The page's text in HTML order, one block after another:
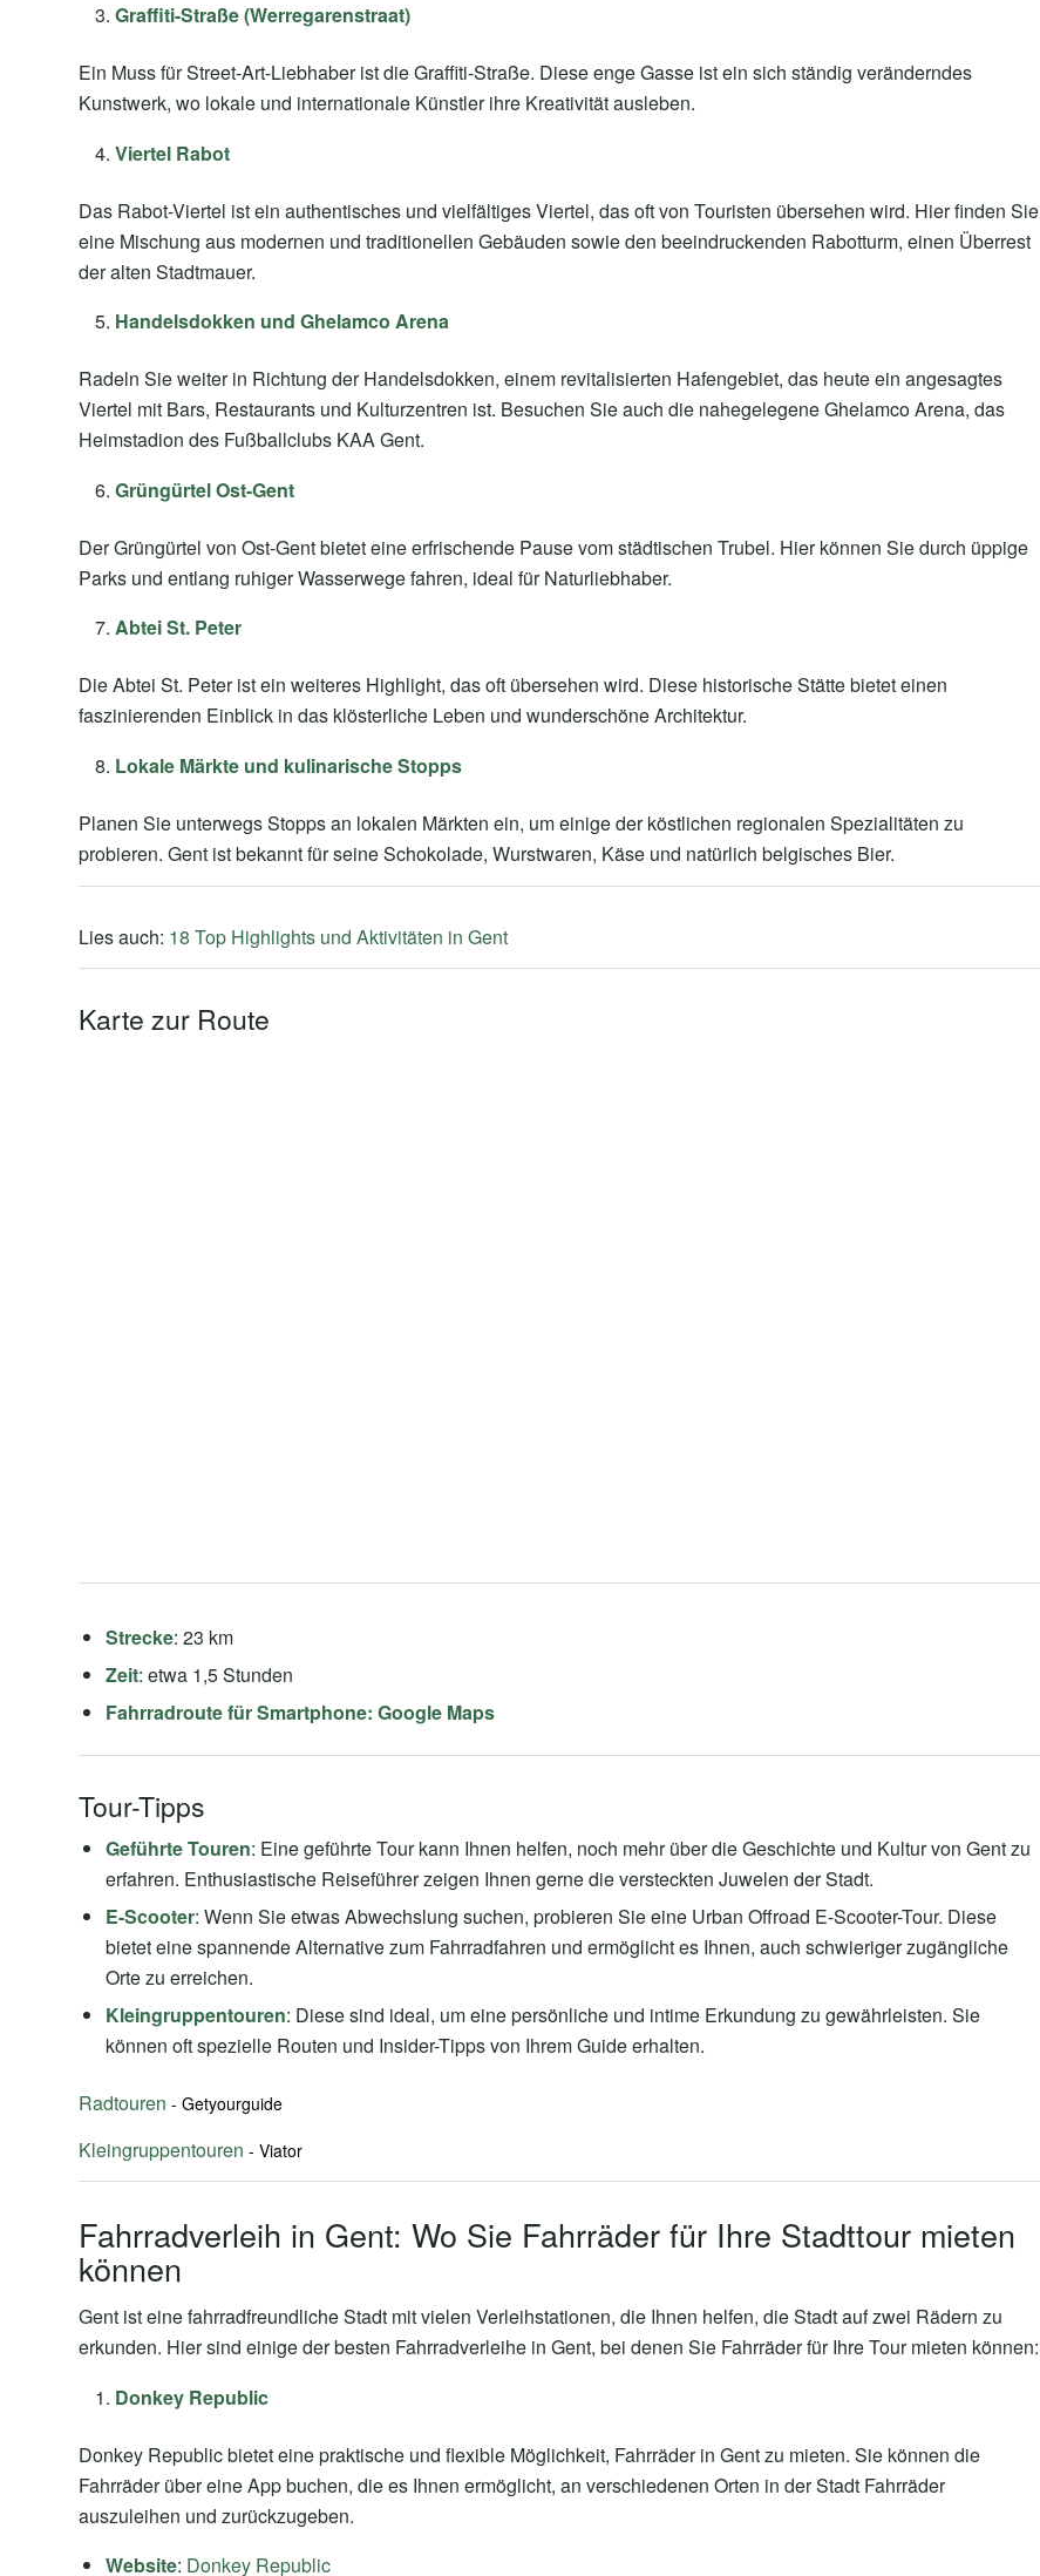
Graffiti-Straße (Werregarenstraat)
Ein Muss für Street-Art-Liebhaber ist die Graffiti-Straße. Diese enge Gasse ist ein sich ständig veränderndes
Kunstwerk, wo lokale und internationale Künstler ihre Kreativität ausleben.
Viertel Rabot
Das Rabot-Viertel ist ein authentisches und vielfältiges Viertel, das oft von Touristen übersehen wird. Hier finden Sie
eine Mischung aus modernen und traditionellen Gebäuden sowie den beeindruckenden Rabotturm, einen Überrest
der alten Stadtmauer.
Handelsdokken und Ghelamco Arena
Radeln Sie weiter in Richtung der Handelsdokken, einem revitalisierten Hafengebiet, das heute ein angesagtes
Viertel mit Bars, Restaurants und Kulturzentren ist. Besuchen Sie auch die nahegelegene Ghelamco Arena, das
Heimstadion des Fußballclubs KAA Gent.
Grüngürtel Ost-Gent
Der Grüngürtel von Ost-Gent bietet eine erfrischende Pause vom städtischen Trubel. Hier können Sie durch üppige
Parks und entlang ruhiger Wasserwege fahren, ideal für Naturliebhaber.
Abtei St. Peter
Die Abtei St. Peter ist ein weiteres Highlight, das oft übersehen wird. Diese historische Stätte bietet einen
faszinierenden Einblick in das klösterliche Leben und wunderschöne Architektur.
Lokale Märkte und kulinarische Stopps
Planen Sie unterwegs Stopps an lokalen Märkten ein, um einige der köstlichen regionalen Spezialitäten zu
probieren. Gent ist bekannt für seine Schokolade, Wurstwaren, Käse und natürlich belgisches Bier.
Lies auch: 18 Top Highlights und Aktivitäten in Gent
Karte zur Route
Strecke: 23 km
Zeit: etwa 1,5 Stunden
Fahrradroute für Smartphone: Google Maps
Tour-Tipps
Geführte Touren: Eine geführte Tour kann Ihnen helfen, noch mehr über die Geschichte und Kultur von Gent zu
erfahren. Enthusiastische Reiseführer zeigen Ihnen gerne die versteckten Juwelen der Stadt.
E-Scooter: Wenn Sie etwas Abwechslung suchen, probieren Sie eine Urban Offroad E-Scooter-Tour. Diese
bietet eine spannende Alternative zum Fahrradfahren und ermöglicht es Ihnen, auch schwieriger zugängliche
Orte zu erreichen.
Kleingruppentouren: Diese sind ideal, um eine persönliche und intime Erkundung zu gewährleisten. Sie
können oft spezielle Routen und Insider-Tipps von Ihrem Guide erhalten.
Radtouren
Kleingruppentouren
Fahrradverleih in Gent: Wo Sie Fahrräder für Ihre Stadttour mieten
können
Gent ist eine fahrradfreundliche Stadt mit vielen Verleihstationen, die Ihnen helfen, die Stadt auf zwei Rädern zu
erkunden. Hier sind einige der besten Fahrradverleihe in Gent, bei denen Sie Fahrräder für Ihre Tour mieten können:
Donkey Republic
Donkey Republic bietet eine praktische und flexible Möglichkeit, Fahrräder in Gent zu mieten. Sie können die
Fahrräder über eine App buchen, die es Ihnen ermöglicht, an verschiedenen Orten in der Stadt Fahrräder
auszuleihen und zurückzugeben.
Website: Donkey Republic